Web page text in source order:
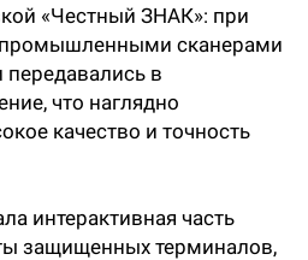
«Честный ЗНАК»: при
сканерами
в
что наглядно
качество и точность
интерактивная часть
защищенных терминалов,